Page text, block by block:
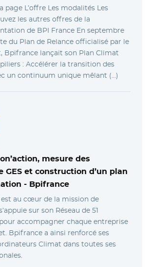
page L’offre Les modalités Les
les autres offres de la
de BPI France En septembre
du Plan de Relance officialisé par le
Bpifrance lançait son Plan Climat
: Accélérer la transition des
un continuum unique mêlant (…)
mesure des
GES et construction d’un plan
- Bpifrance
au cœur de la mission de
sur son Réseau de 51
accompagner chaque entreprise
Bpifrance a ainsi renforcé ses
Climat dans toutes ses